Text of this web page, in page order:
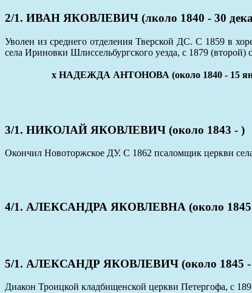
2/1. ИВАН ЯКОВЛЕВИЧ (лколо 1840 - 30
Уволен из среднего отделения Тверской ДС. С 1859 в
села Ириновки Шлиссельбургского уезда, с 1879
x НАДЕЖДА АНТОНОВА (около 1840 - 15
3/1. НИКОЛАЙ ЯКОВЛЕВИЧ (около 1843 - )
Окончил Новоторжское ДУ. С 1862 псаломщик церкви
4/1. АЛЕКСАНДРА ЯКОВЛЕВНА (около 1845
5/1. АЛЕКСАНДР ЯКОВЛЕВИЧ (около 1845 -
Диакон Троицкой кладбищенской церкви Петергофа, с